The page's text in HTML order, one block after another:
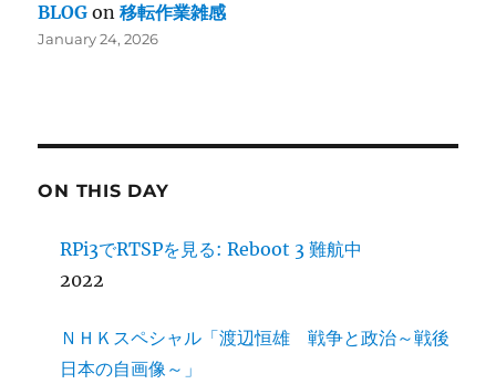
BLOG on移転作業雑感
January 24, 2026
ON THIS DAY
RPi3でRTSPを見る: Reboot 3 難航中
2022
ＮＨＫスペシャル「渡辺恒雄 戦争と政治～戦後
日本の自画像～」